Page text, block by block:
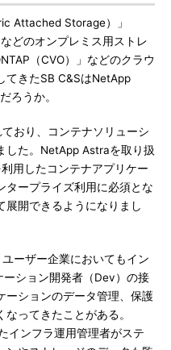
Attached Storage）」
どのオンプレミス用ストレ
（CVO）」などのクラウ
てきたSB C&SはNetApp
ろうか。
おり、コンテナソリューシ
した。NetApp Astraを取り扱
用したコンテナアプリケー
タープライズ利用に必須とな
展開できるようになりまし
ーザー企業においてもイン
ション開発者（Dev）の接
ーションのデータ管理、保護
ってきたことがある。
インフラ運用管理者がステ